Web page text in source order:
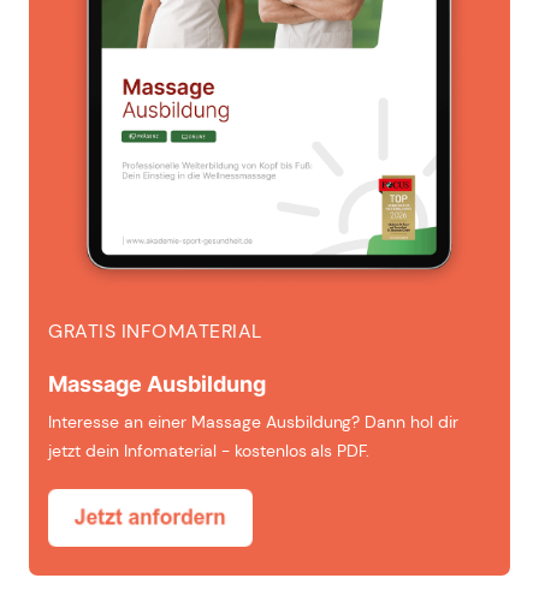
GRATIS INFOMATERIAL
Massage Ausbildung
Interesse an einer Massage Ausbildung? Dann hol dir
jetzt dein Infomaterial - kostenlos als PDF.